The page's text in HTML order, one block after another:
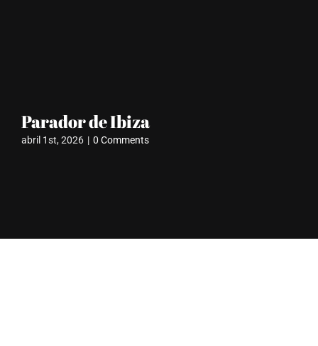
Parador de Ibiza
abril 1st, 2026 | 0 Comments